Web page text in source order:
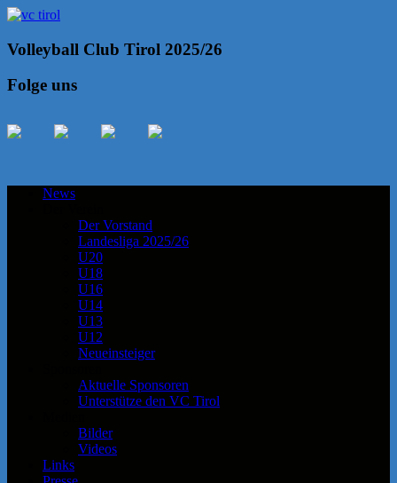
Volleyball Club Tirol 2025/26
Folge uns
News
Der Vorstand
Landesliga 2025/26
U20
U18
U16
U14
U13
U12
Neueinsteiger
Aktuelle Sponsoren
Unterstütze den VC Tirol
Bilder
Videos
Links